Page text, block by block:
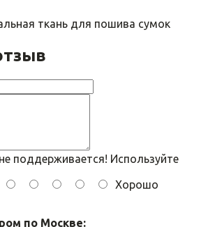
ткань для пошива сумок
поддерживается! Используйте
Хорошо
по Москве: